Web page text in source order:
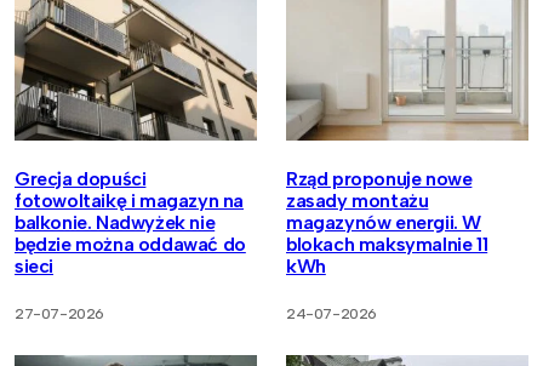
Grecja dopuści
fotowoltaikę i magazyn na
balkonie. Nadwyżek nie
będzie można oddawać do
sieci
27-07-2026
Rząd proponuje nowe
zasady montażu
magazynów energii. W
blokach maksymalnie 11
kWh
24-07-2026